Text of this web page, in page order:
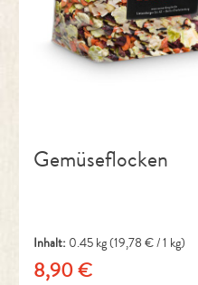
Gemüseflocken
Inhalt: 0.45 kg(19,78 € / 1 kg)
Regulärer Preis:
8,90 €